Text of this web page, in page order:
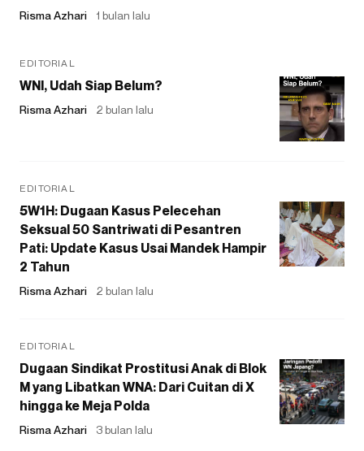
Risma Azhari 1 bulan lalu
EDITORIAL
WNI, Udah Siap Belum?
Risma Azhari 2 bulan lalu
EDITORIAL
5W1H: Dugaan Kasus Pelecehan
Seksual 50 Santriwati di Pesantren
Pati: Update Kasus Usai Mandek Hampir
2 Tahun
Risma Azhari 2 bulan lalu
EDITORIAL
Dugaan Sindikat Prostitusi Anak di Blok
M yang Libatkan WNA: Dari Cuitan di X
hingga ke Meja Polda
Risma Azhari 3 bulan lalu